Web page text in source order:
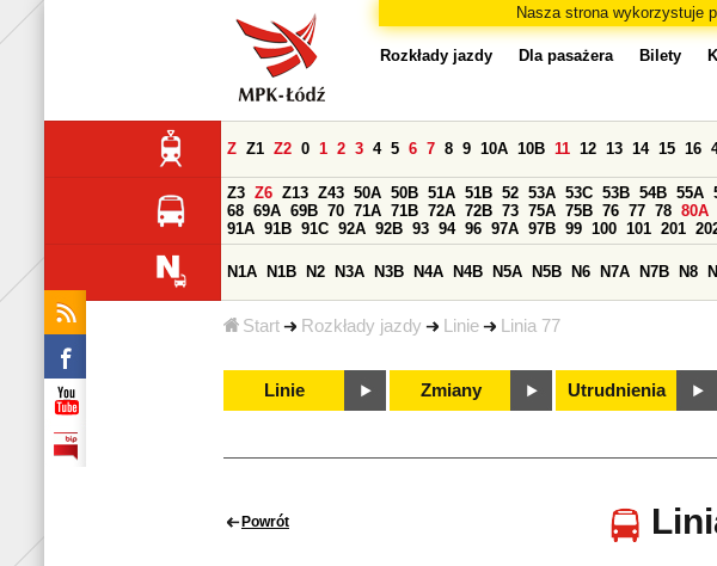
Nasza strona wykorzystuje
Start Rozkłady jazdy Linie Linia 77
Rozkłady jazdy Dla pasażera Bilety
Z Z1 Z2 0 1 2 3 4 5 6 7 8 9 10A 10B 11 12 13 14 15 16
Z3 Z6 Z13 Z43 50A 50B 51A 51B 52 53A 53C 53B 54B 55A
68 69A 69B 70 71A 71B 72A 72B 73 75A 75B 76 77 78 80A
91A 91B 91C 92A 92B 93 94 96 97A 97B 99 100 101 201
N1A N1B N2 N3A N3B N4A N4B N5A N5B N6 N7A N7B N8
Linie Zmiany Utrudnienia
Powrót